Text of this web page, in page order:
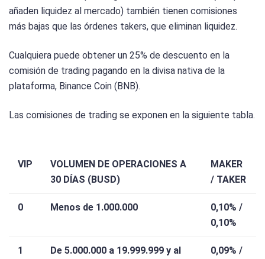
añaden liquidez al mercado) también tienen comisiones
más bajas que las órdenes takers, que eliminan liquidez.
Cualquiera puede obtener un 25% de descuento en la
comisión de trading pagando en la divisa nativa de la
plataforma, Binance Coin (BNB).
Las comisiones de trading se exponen en la siguiente tabla.
VIP
VOLUMEN DE OPERACIONES A
30 DÍAS (BUSD)
MAKER
/ TAKER
0 Menos de 1.000.000
0,10% /
0,10%
1
De 5.000.000 a 19.999.999 y al
0,09% /